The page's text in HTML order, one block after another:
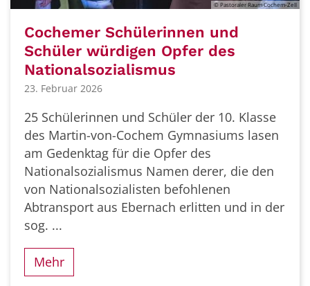
© Pastoraler Raum Cochem-Zell
Cochemer Schülerinnen und
Schüler würdigen Opfer des
Nationalsozialismus
23. Februar 2026
25 Schülerinnen und Schüler der 10. Klasse
des Martin-von-Cochem Gymnasiums lasen
am Gedenktag für die Opfer des
Nationalsozialismus Namen derer, die den
von Nationalsozialisten befohlenen
Abtransport aus Ebernach erlitten und in der
sog. ...
Mehr